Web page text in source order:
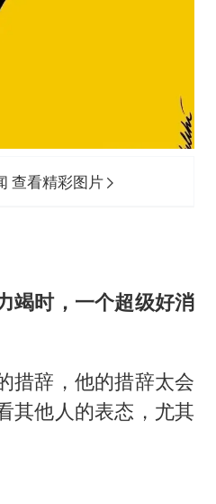
基础开新局
查看精彩图片
竭时，一个超级好消
措辞，他的措辞太会
其他人的表态，尤其